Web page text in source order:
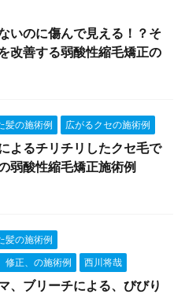
いのに傷んで見える！？そ
改善する弱酸性縮毛矯正の
髪の施術例 広がるクセの施術例
よるチリチリしたクセ毛で
弱酸性縮毛矯正施術例
髪の施術例
修正、の施術例
西川将哉
、ブリーチによる、びびり